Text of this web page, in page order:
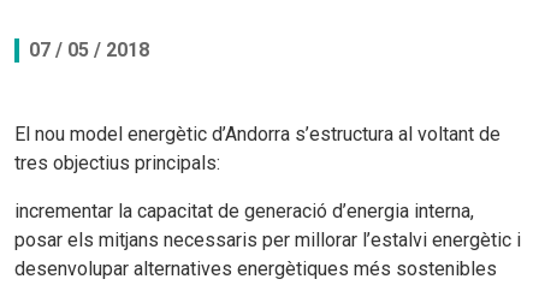
07 / 05 / 2018
El nou model energètic d’Andorra s’estructura al voltant de
tres objectius principals:
incrementar la capacitat de generació d’energia interna,
posar els mitjans necessaris per millorar l’estalvi energètic i
desenvolupar alternatives energètiques més sostenibles